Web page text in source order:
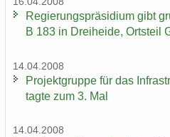
Re­gie­rungs­prä­si­di­um gibt
B 183 in Drei­hei­de, Orts­teil
14.04.2008
Pro­jekt­grup­pe für das
tagte zum 3. Mal
14.04.2008